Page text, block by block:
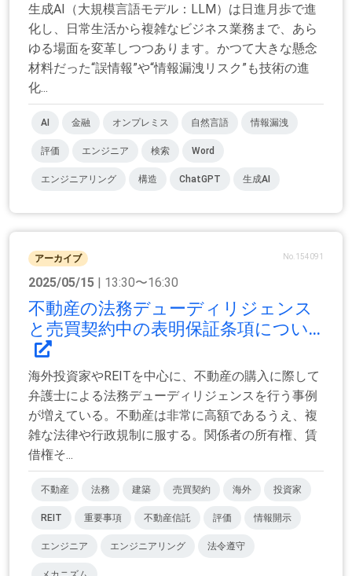
生成AI（大規模言語モデル：LLM）は日進月歩で進
化し、日常生活から複雑なビジネス業務まで、あら
ゆる場面を変革しつつあります。かつて大きな懸念
材料だった“誤情報”や“情報漏洩リスク”も技術の進
化...
AI 金融 オンプレミス 自然言語 情報漏洩
評価 エンジニア 検索 Word
エンジニアリング 構造 ChatGPT 生成AI
アーカイブ No.154091
2025/05/15 | 13:30〜16:30
不動産の法務デューディリジェンス
と売買契約中の表明保証条項につい...
海外投資家やREITを中心に、不動産の購入に際して
弁護士による法務デューディリジェンスを行う事例
が増えている。不動産は非常に高額であるうえ、複
雑な法律や行政規制に服する。関係者の所有権、賃
借権そ...
不動産 法務 建築 売買契約 海外 投資家
REIT 重要事項 不動産信託 評価 情報開示
エンジニア エンジニアリング 法令遵守